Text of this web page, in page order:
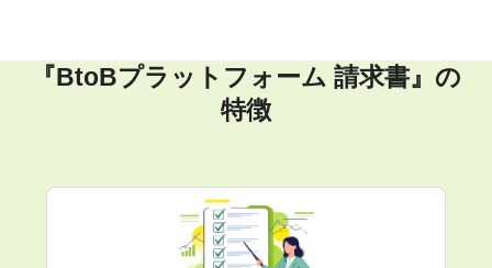
『BtoBプラットフォーム 請求書』の
特徴